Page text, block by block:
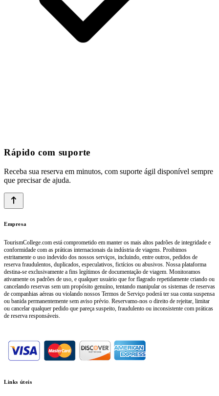
Rápido com suporte
Receba sua reserva em minutos, com suporte ágil disponível sempre
que precisar de ajuda.
Empresa
TourismCollege.com está comprometido em manter os mais altos padrões de integridade e
conformidade com as práticas internacionais da indústria de viagens. Proibimos
estritamente o uso indevido dos nossos serviços, incluindo, entre outros, pedidos de
reserva fraudulentos, duplicados, especulativos, fictícios ou abusivos. Nossa plataforma
destina-se exclusivamente a fins legítimos de documentação de viagem. Monitoramos
ativamente os padrões de uso, e qualquer usuário que for flagrado repetidamente criando ou
cancelando reservas sem um propósito genuíno, tentando manipular os sistemas de reservas
de companhias aéreas ou violando nossos Termos de Serviço poderá ter sua conta suspensa
ou banida permanentemente sem aviso prévio. Reservamo-nos o direito de rejeitar, limitar
ou cancelar qualquer pedido que pareça suspeito, fraudulento ou inconsistente com práticas
de reserva responsáveis.
Links úteis